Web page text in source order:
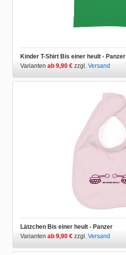
Kinder T-Shirt Bis einer heult - Panzer
Varianten ab 9,90 € zzgl. Versand
Lätzchen Bis einer heult - Panzer
Varianten ab 9,90 € zzgl. Versand